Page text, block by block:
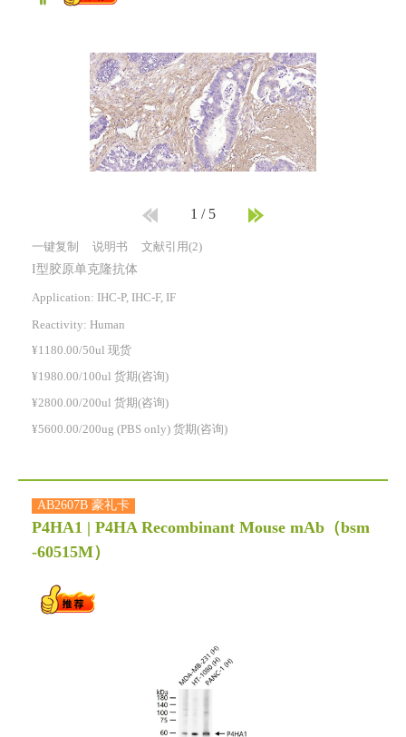
1 / 5
一键复制 说明书 文献引用(2)
I型胶原单克隆抗体
Application: IHC-P, IHC-F, IF
Reactivity: Human
¥1180.00/50ul 现货
¥1980.00/100ul 货期(咨询)
¥2800.00/200ul 货期(咨询)
¥5600.00/200ug (PBS only) 货期(咨询)
AB2607B 豪礼卡
P4HA1 | P4HA Recombinant Mouse mAb （bsm
-60515M）